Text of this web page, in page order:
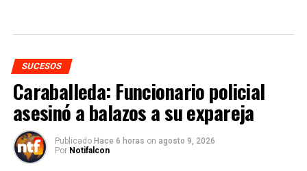
SUCESOS
Caraballeda: Funcionario policial
asesinó a balazos a su expareja
Publicado Hace 6 horas on agosto 9, 2026
Por Notifalcon